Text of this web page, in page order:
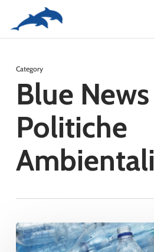
content
Category
Blue News
Politiche
Ambientali